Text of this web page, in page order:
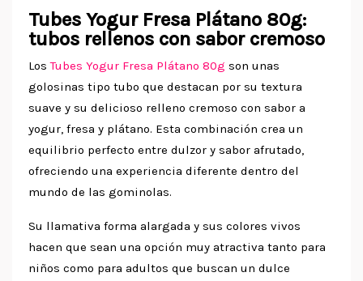
Tubes Yogur Fresa Plátano 80g:
tubos rellenos con sabor cremoso
LosTubes Yogur Fresa Plátano 80g son unas
golosinas tipo tubo que destacan por su textura
suave y su delicioso relleno cremoso con sabor a
yogur, fresa y plátano. Esta combinación crea un
equilibrio perfecto entre dulzor y sabor afrutado,
ofreciendo una experiencia diferente dentro del
mundo de las gominolas.
Su llamativa forma alargada y sus colores vivos
hacen que sean una opción muy atractiva tanto para
niños como para adultos que buscan un dulce